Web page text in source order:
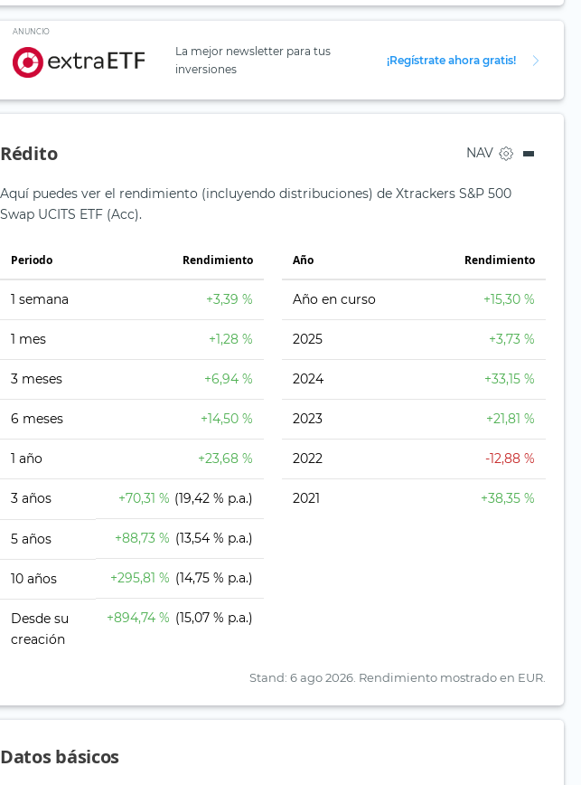
ANUNCIO
La mejor newsletter para tus
inversiones
¡Regístrate ahora gratis!
Rédito NAV
Aquí puedes ver el rendimiento (incluyendo distribuciones) de Xtrackers S&P 500
Swap UCITS ETF (Acc).
Periodo Rendimiento
1 semana +3,39 %
1 mes +1,28 %
3 meses +6,94 %
6 meses +14,50 %
1 año +23,68 %
3 años +70,31 % (19,42 % p.a.)
5 años +88,73 % (13,54 % p.a.)
10 años +295,81 % (14,75 % p.a.)
Desde su
creación
+894,74 % (15,07 % p.a.)
Año Rendimiento
Año en curso +15,30 %
2025 +3,73 %
2024 +33,15 %
2023 +21,81 %
2022 -12,88 %
2021 +38,35 %
Stand: 6 ago 2026. Rendimiento mostrado en EUR.
Datos básicos